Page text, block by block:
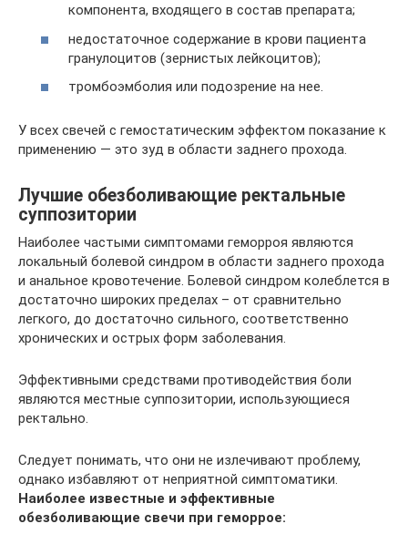
компонента, входящего в состав препарата;
недостаточное содержание в крови пациента
гранулоцитов (зернистых лейкоцитов);
тромбоэмболия или подозрение на нее.
У всех свечей с гемостатическим эффектом показание к
применению — это зуд в области заднего прохода.
Лучшие обезболивающие ректальные
суппозитории
Наиболее частыми симптомами геморроя являются
локальный болевой синдром в области заднего прохода
и анальное кровотечение. Болевой синдром колеблется в
достаточно широких пределах – от сравнительно
легкого, до достаточно сильного, соответственно
хронических и острых форм заболевания.
Эффективными средствами противодействия боли
являются местные суппозитории, использующиеся
ректально.
Следует понимать, что они не излечивают проблему,
однако избавляют от неприятной симптоматики.
Наиболее известные и эффективные
обезболивающие свечи при геморрое: